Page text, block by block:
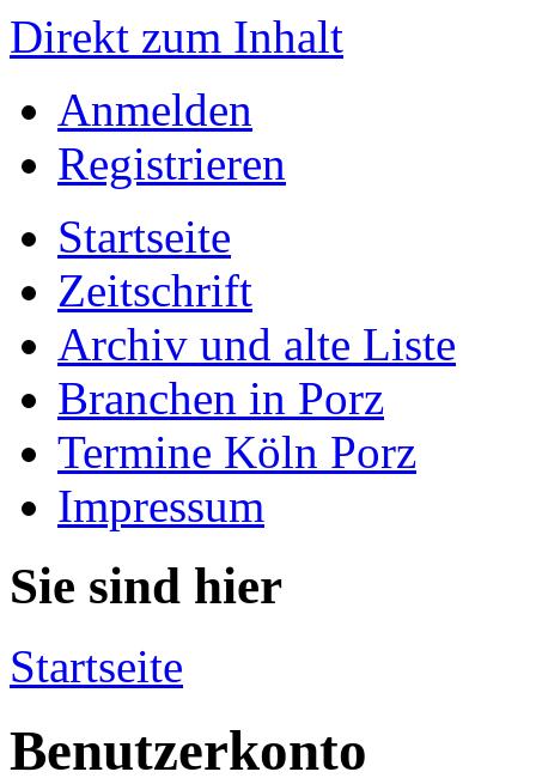
Direkt zum Inhalt
Anmelden
Registrieren
Startseite
Zeitschrift
Archiv und alte Liste
Branchen in Porz
Termine Köln Porz
Impressum
Sie sind hier
Startseite
Benutzerkonto